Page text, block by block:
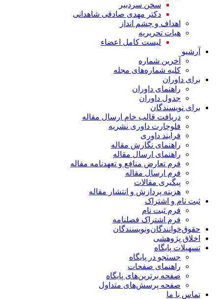
سخن سردبیر
دکتر مهدی صادقی شاهدانی
اهداف و چشم انداز
هیات تحریریه
لیست کامل اعضاء
آرشیو
آخرین شماره
کلیه شماره‌های مجله
برای داوران
راهنمای داوران
جدول داوران
برای نویسندگان
دریافت قالب خام ارسال مقاله
فلوچارت داوری نشریه
فرایند داوری
راهنمای نگارش مقاله
راهنمای ارسال مقاله
فرم تعارض منافع و تعهدنامه مقاله
فرم ارسال مقاله
پیگیری مقالات
هزینه پردازش و انتشار مقاله
ثبت نام و اشتراک
فرم ثبت نام
فرم اشتراک فصلنامه
حقوق‌خوانندگان‌و‌نویسندگان
اخلاق پژوهشی
تسهیلات پایگاه
جستجو در پایگاه
راهنمای صفحات
صفحه برترین‌های پایگاه
صفحه پرسش‌های متداول
تماس با ما